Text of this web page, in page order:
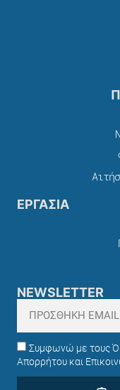
ΕΡΓΑΣΙΑ
NEWSLETTER
Συμφωνώ με τους
Απορρήτου και